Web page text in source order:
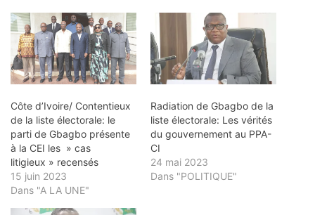
Côte d’Ivoire/ Contentieux
de la liste électorale: le
parti de Gbagbo présente
à la CEI les » cas
litigieux » recensés
15 juin 2023
Dans "A LA UNE"
Radiation de Gbagbo de la
liste électorale: Les vérités
du gouvernement au PPA-
CI
24 mai 2023
Dans "POLITIQUE"